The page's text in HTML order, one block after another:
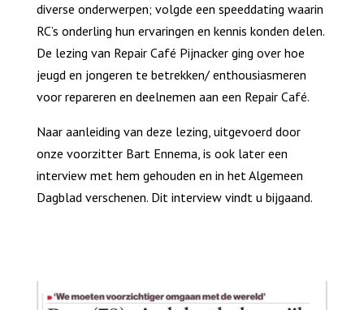
diverse onderwerpen; volgde een speeddating waarin
RC’s onderling hun ervaringen en kennis konden delen.
De lezing van Repair Café Pijnacker ging over hoe
jeugd en jongeren te betrekken/ enthousiasmeren
voor repareren en deelnemen aan een Repair Café.
Naar aanleiding van deze lezing, uitgevoerd door
onze voorzitter Bart Ennema, is ook later een
interview met hem gehouden en in het Algemeen
Dagblad verschenen. Dit interview vindt u bijgaand.